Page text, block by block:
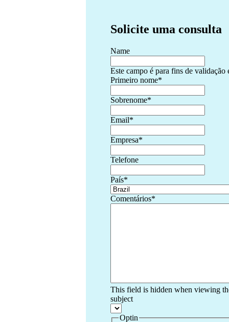
Solicite uma consulta
Name
Este campo é para fins de validação
Primeiro nome*
Sobrenome*
Email*
Empresa*
Telefone
País*
Comentários*
This field is hidden when viewing
subject
Optin